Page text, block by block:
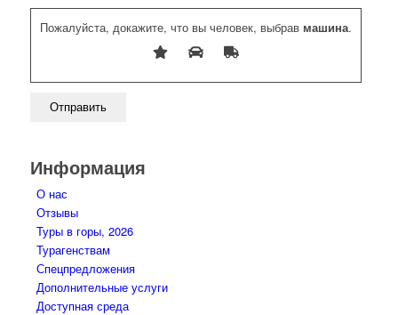
Пожалуйста, докажите, что вы человек, выбравмашина.
Информация
О нас
Отзывы
Туры в горы, 2026
Турагенствам
Спецпредложения
Дополнительные услуги
Доступная среда